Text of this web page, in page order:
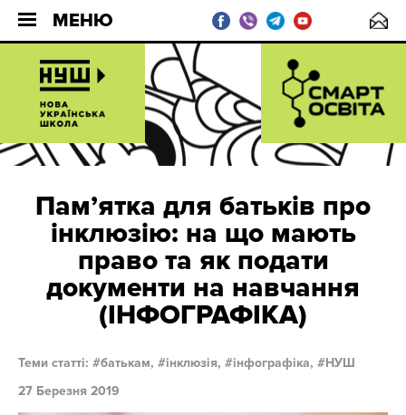
МЕНЮ
Пам’ятка для батьків про
інклюзію: на що мають
право та як подати
документи на навчання
(ІНФОГРАФІКА)
Теми статті: батькам, інклюзія, інфографіка,
НУШ
27 Березня 2019